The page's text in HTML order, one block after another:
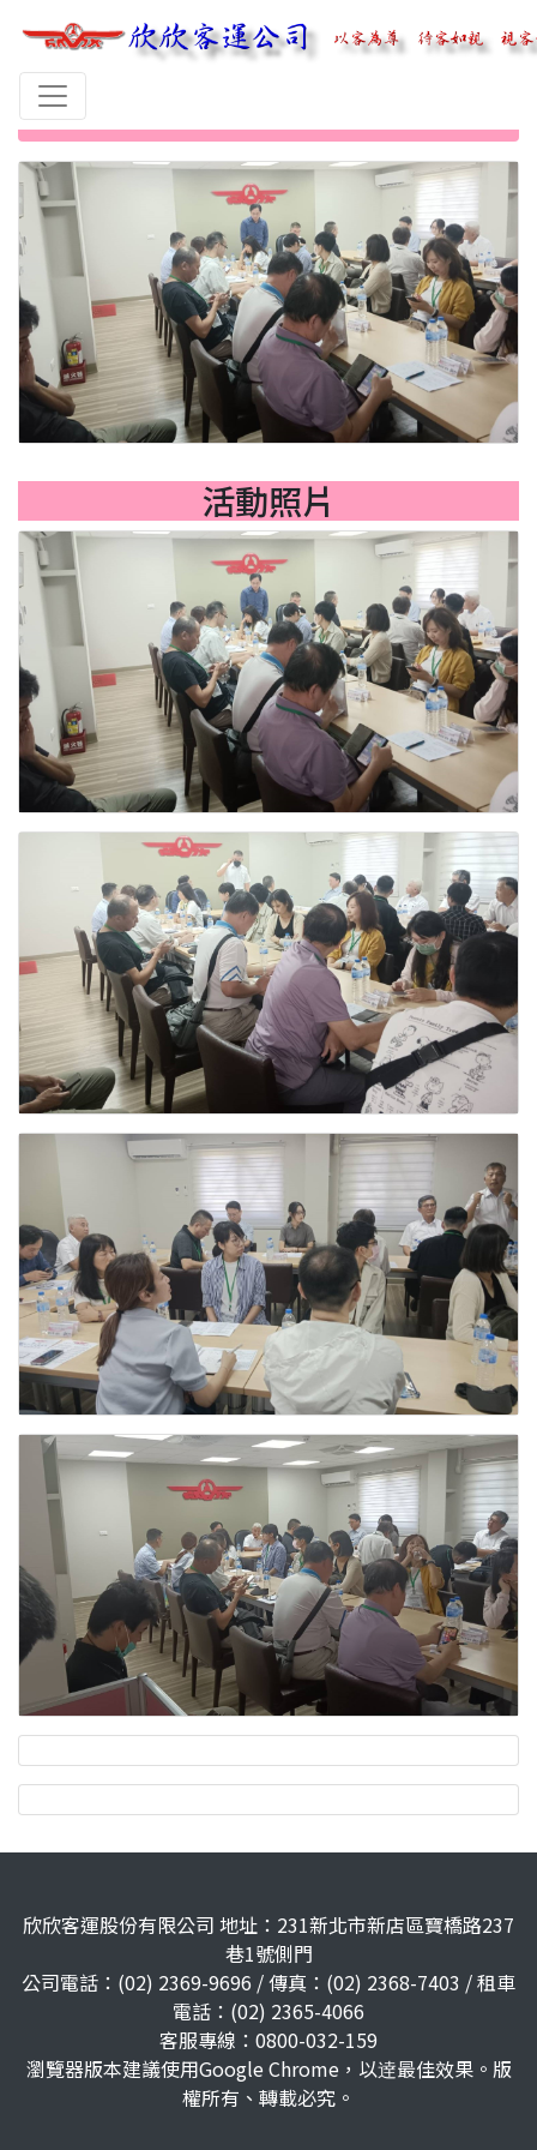
首頁
活動照片
欣欣客運股份有限公司 地址：231新北市新店區寶橋路237
巷1號側門
公司電話：(02) 2369-9696 / 傳真：(02) 2368-7403 / 租車
電話：(02) 2365-4066
客服專線：0800-032-159
瀏覽器版本建議使用Google Chrome，以逹最佳效果。版
權所有、轉載必究。